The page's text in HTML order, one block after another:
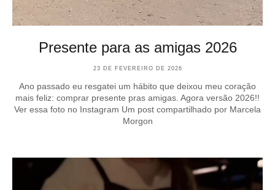
Presente para as amigas 2026
23 DE FEVEREIRO DE 2026
Ano passado eu resgatei um hábito que deixou meu coração
mais feliz: comprar presente pras amigas. Agora versão 2026!!
Ver essa foto no Instagram Um post compartilhado por Marcela
Morgon